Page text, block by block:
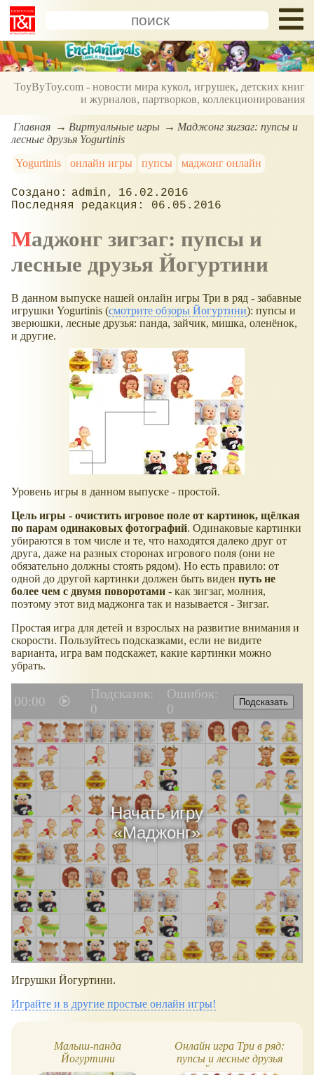
ToyByToy.com - новости мира кукол, игрушек, детских книг
и журналов, партворков, коллекционирования
Главная Виртуальные игры
Маджонг зигзаг: пупсы и
лесные друзья Yogurtinis
Yogurtinis
онлайн игры пупсы маджонг онлайн
admin
16.02.2016
06.05.2016
Маджонг зигзаг: пупсы и
лесные друзья Йогуртини
В данном выпуске нашей онлайн игры Три в ряд - забавные
игрушки Yogurtinis (смотрите обзоры Йогуртини): пупсы и
зверюшки, лесные друзья: панда, зайчик, мишка, оленёнок,
и другие.
Уровень игры в данном выпуске - простой.
Цель игры - очистить игровое поле от картинок, щёлкая
по парам одинаковых фотографий. Одинаковые картинки
убираются в том числе и те, что находятся далеко друг от
друга, даже на разных сторонах игрового поля (они не
обязательно должны стоять рядом). Но есть правило: от
одной до другой картинки должен быть виден путь не
более чем с двумя поворотами - как зигзаг, молния,
поэтому этот вид маджонга так и называется - Зигзаг.
Простая игра для детей и взрослых на развитие внимания и
скорости. Пользуйтесь подсказками, если не видите
варианта, игра вам подскажет, какие картинки можно
убрать.
00:00
Подсказок:
0
Ошибок:
0
Подсказать
Начать игру
«Маджонг»
Игрушки Йогуртини.
Играйте и в другие простые онлайн игры!
Малыш-панда
Йогуртини
Онлайн игра Три в ряд:
пупсы и лесные друзья
Йогуртини